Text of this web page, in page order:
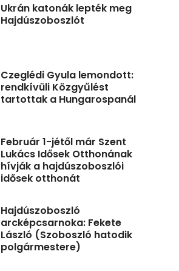
Ukrán katonák lepték meg
Hajdúszoboszlót
Czeglédi Gyula lemondott:
rendkívüli Közgyűlést
tartottak a Hungarospanál
Február 1-jétől már Szent
Lukács Idősek Otthonának
hívják a hajdúszoboszlói
idősek otthonát
Hajdúszoboszló
arcképcsarnoka: Fekete
László (Szoboszló hatodik
polgármestere)